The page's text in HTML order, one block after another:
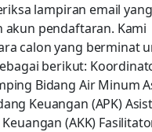
lampiran email
akun pendaftaran. Kami
calon yang berminat
berikut:
Bidang Air Minum
Keuangan (APK)
(AKK)